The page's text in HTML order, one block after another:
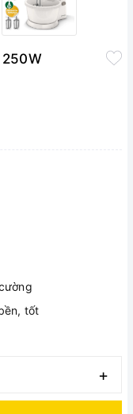
tốt
+